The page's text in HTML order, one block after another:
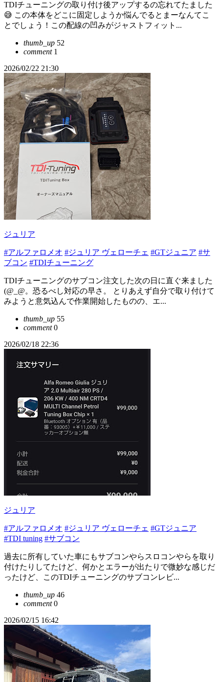
TDIチューニングの取り付け後アップするの忘れてたました
😅 この本体をどこに固定しようか悩んでるとまーなんてこ
とでしょう！この配線の凹みがジャストフィット...
thumb_up 52
comment1
2026/02/22 21:30
ジュリア
#アルファロメオ #ジュリア ヴェローチェ #GTジュニア #サ
ブコン #TDIチューニング
TDIチューニングのサブコン注文した次の日に直ぐ来ました
(@_@。恐るべし対応の早さ。 とりあえず自分で取り付けて
みようと意気込んで作業開始したものの、エ...
thumb_up 55
comment0
2026/02/18 22:36
ジュリア
#アルファロメオ #ジュリア ヴェローチェ #GTジュニア
#TDI tuning #サブコン
過去に所有していた車にもサブコンやらスロコンやらを取り
付けたりしてたけど、何かとエラーが出たりで微妙な感じだ
ったけど、このTDIチューニングのサブコンレビ...
thumb_up 46
comment0
2026/02/15 16:42